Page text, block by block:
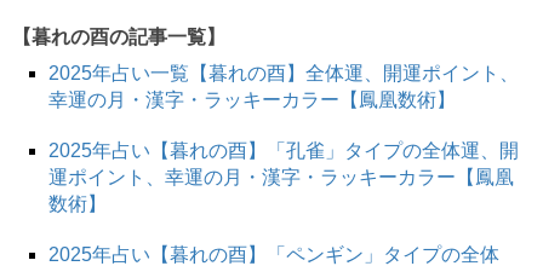
【暮れの酉の記事一覧】
2025年占い一覧【暮れの酉】全体運、開運ポイント、
幸運の月・漢字・ラッキーカラー【鳳凰数術】
2025年占い【暮れの酉】「孔雀」タイプの全体運、開
運ポイント、幸運の月・漢字・ラッキーカラー【鳳凰
数術】
2025年占い【暮れの酉】「ペンギン」タイプの全体